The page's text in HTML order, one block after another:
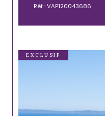
Réf : VAP120043686
EXCLUSIF